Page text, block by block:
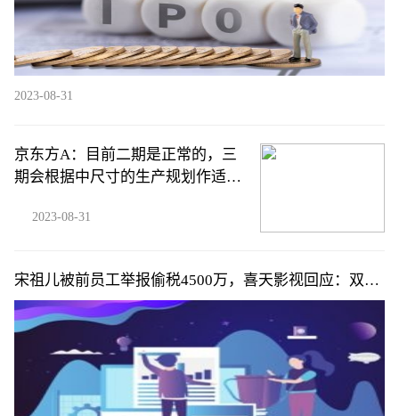
2023-08-31
京东方A：目前二期是正常的，三
期会根据中尺寸的生产规划作适当
2023-08-31
宋祖儿被前员工举报偷税4500万，喜天影视回应：双方
合约结束，未参与